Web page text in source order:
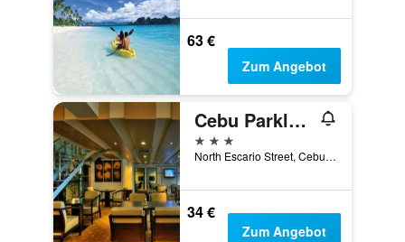
63 €
Zum Angebot
Cebu Parklane International Hotel
3 Sterne
North Escario Street, Cebu City, Philippinen
34 €
Zum Angebot